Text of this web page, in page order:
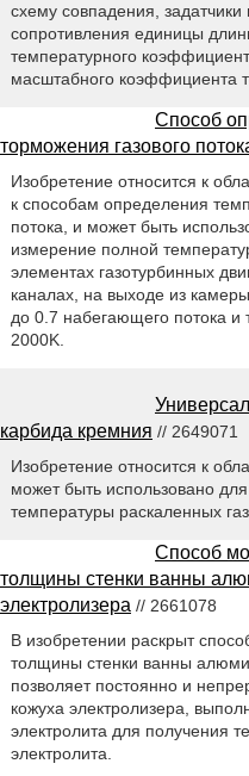
схему совпадения,
сопротивления единицы
температурного
масштабного коэффициента
Способ
торможения газового
Изобретение относится к
к способам определения
потока, и может быть
измерение полной
элементах газотурбинных
каналах, на выходе из
до 0.7 набегающего потока
2000K.
карбида кремния // 2649071
Изобретение относится к
может быть использовано
температуры раскаленных
Способ
толщины стенки ванны
электролизера // 2661078
В изобретении раскрыт
толщины стенки ванны
позволяет постоянно и
кожуха электролизера,
электролита для получения
электролита.